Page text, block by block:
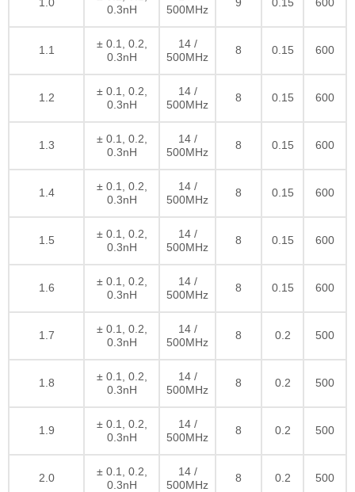
0.3nH
500MHz
1.1
± 0.1, 0.2,
0.3nH
14 /
500MHz
8 0.15 600
1.2
± 0.1, 0.2,
0.3nH
14 /
500MHz
8 0.15 600
1.3
± 0.1, 0.2,
0.3nH
14 /
500MHz
8 0.15 600
1.4
± 0.1, 0.2,
0.3nH
14 /
500MHz
8 0.15 600
1.5
± 0.1, 0.2,
0.3nH
14 /
500MHz
8 0.15 600
1.6
± 0.1, 0.2,
0.3nH
14 /
500MHz
8 0.15 600
1.7
± 0.1, 0.2,
0.3nH
14 /
500MHz
8 0.2 500
1.8
± 0.1, 0.2,
0.3nH
14 /
500MHz
8 0.2 500
1.9
± 0.1, 0.2,
0.3nH
14 /
500MHz
8 0.2 500
2.0
± 0.1, 0.2,
0.3nH
14 /
500MHz
8 0.2 500